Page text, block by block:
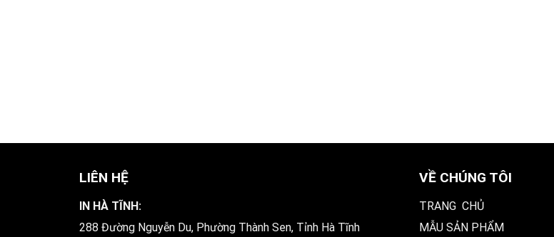
LIÊN HỆ
IN HÀ TĨNH:
288 Đường Nguyễn Du, Phường Thành Sen, Tỉnh Hà Tĩnh
VỀ CHÚNG TÔI
TRANG CHỦ
MẪU SẢN PHẨM